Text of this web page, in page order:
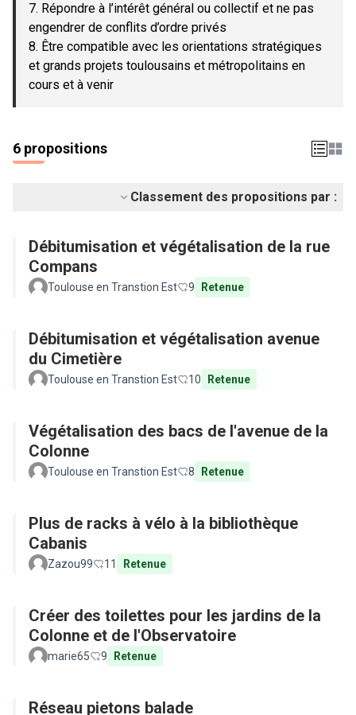
7. Répondre à l’intérêt général ou collectif et ne pas
engendrer de conflits d’ordre privés
8. Être compatible avec les orientations stratégiques
et grands projets toulousains et métropolitains en
cours et à venir
6 propositions
Classement des propositions par :
Débitumisation et végétalisation de la rue
Compans
Toulouse en Transtion Est 9 Retenue
Débitumisation et végétalisation avenue
du Cimetière
Toulouse en Transtion Est 10 Retenue
Végétalisation des bacs de l'avenue de la
Colonne
Toulouse en Transtion Est 8 Retenue
Plus de racks à vélo à la bibliothèque
Cabanis
Zazou99 11 Retenue
Créer des toilettes pour les jardins de la
Colonne et de l'Observatoire
marie65 9 Retenue
Réseau pietons balade